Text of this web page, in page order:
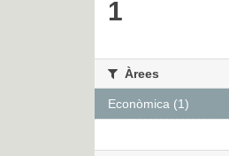
1
Àrees
Econòmica (1)